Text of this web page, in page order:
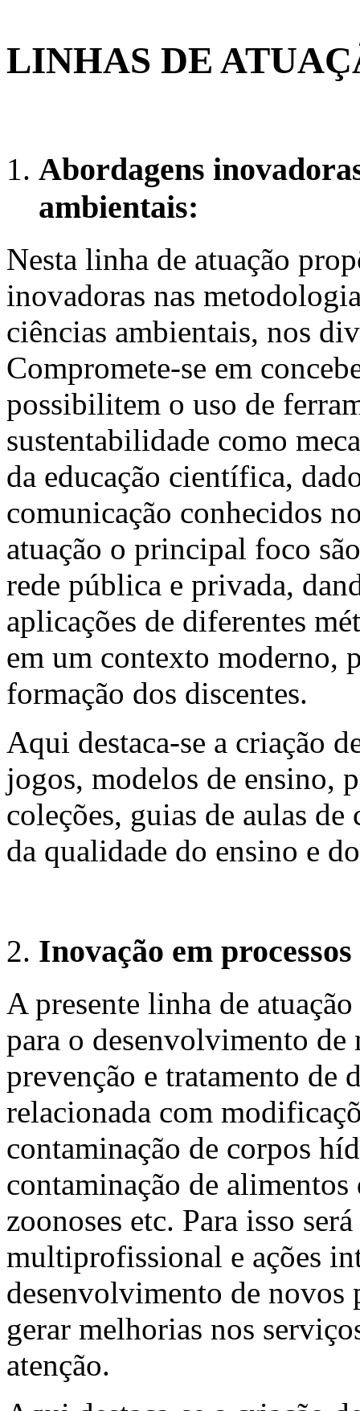
LINHAS DE
Abordagens
ambientais:
Nesta linha de atuação
inovadoras nas
ciências ambientais, nos
Compromete-se em
possibilitem o uso de
sustentabilidade como
da educação científica,
comunicação conhecidos
atuação o principal foco
rede pública e privada,
aplicações de diferentes
em um contexto moderno,
formação dos discentes.
Aqui destaca-se a criação
jogos, modelos de ensino,
coleções, guias de aulas
da qualidade do ensino e
Inovação em
A presente linha de
para o desenvolvimento
prevenção e tratamento de
relacionada com
contaminação de corpos
contaminação de
zoonoses etc. Para isso
multiprofissional e ações
desenvolvimento de novos
gerar melhorias nos
atenção.